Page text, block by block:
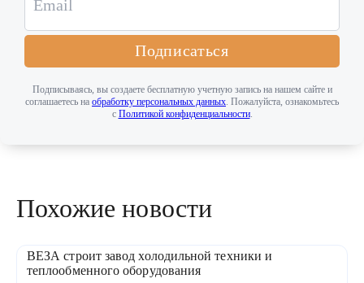
Подписаться
Подписываясь, вы создаете бесплатную учетную запись на нашем сайте и
соглашаетесь на обработку персональных данных . Пожалуйста, ознакомьтесь
с Политикой конфиденциальности.
Похожие новости
ВЕЗА строит завод холодильной техники и
теплообменного оборудования